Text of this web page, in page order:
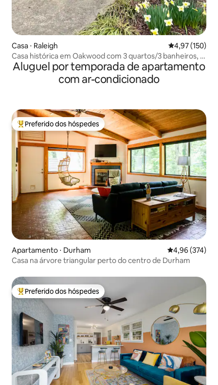
Casa ⋅ Raleigh 4,97 de uma
4,97 (150)
Casa histórica em Oakwood com 3 quartos/3 banheiros, a
uma curta caminhada de locais de interesse e do centro
da cidade
Aluguel por temporada de apartamento
com ar-condicionado
Entre os melhores preferidos dos hóspedes
Preferido dos hóspedes
Apartamento ⋅ Durham 4,96 de uma
4,96 (374)
Casa na árvore triangular perto do centro de Durham
Entre os melhores preferidos dos hóspedes
Preferido dos hóspedes